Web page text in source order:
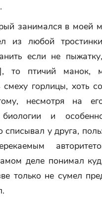
занимался в моей
из любой
если не
то птичий манок,
горлицы, хоть
несмотря на
биологии и
списывал у друга,
деле понимал
только не сумел